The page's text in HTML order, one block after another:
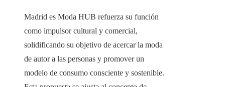
Madrid es Moda HUB refuerza su función
como impulsor cultural y comercial,
solidificando su objetivo de acercar la moda
de autor a las personas y promover un
modelo de consumo consciente y sostenible.